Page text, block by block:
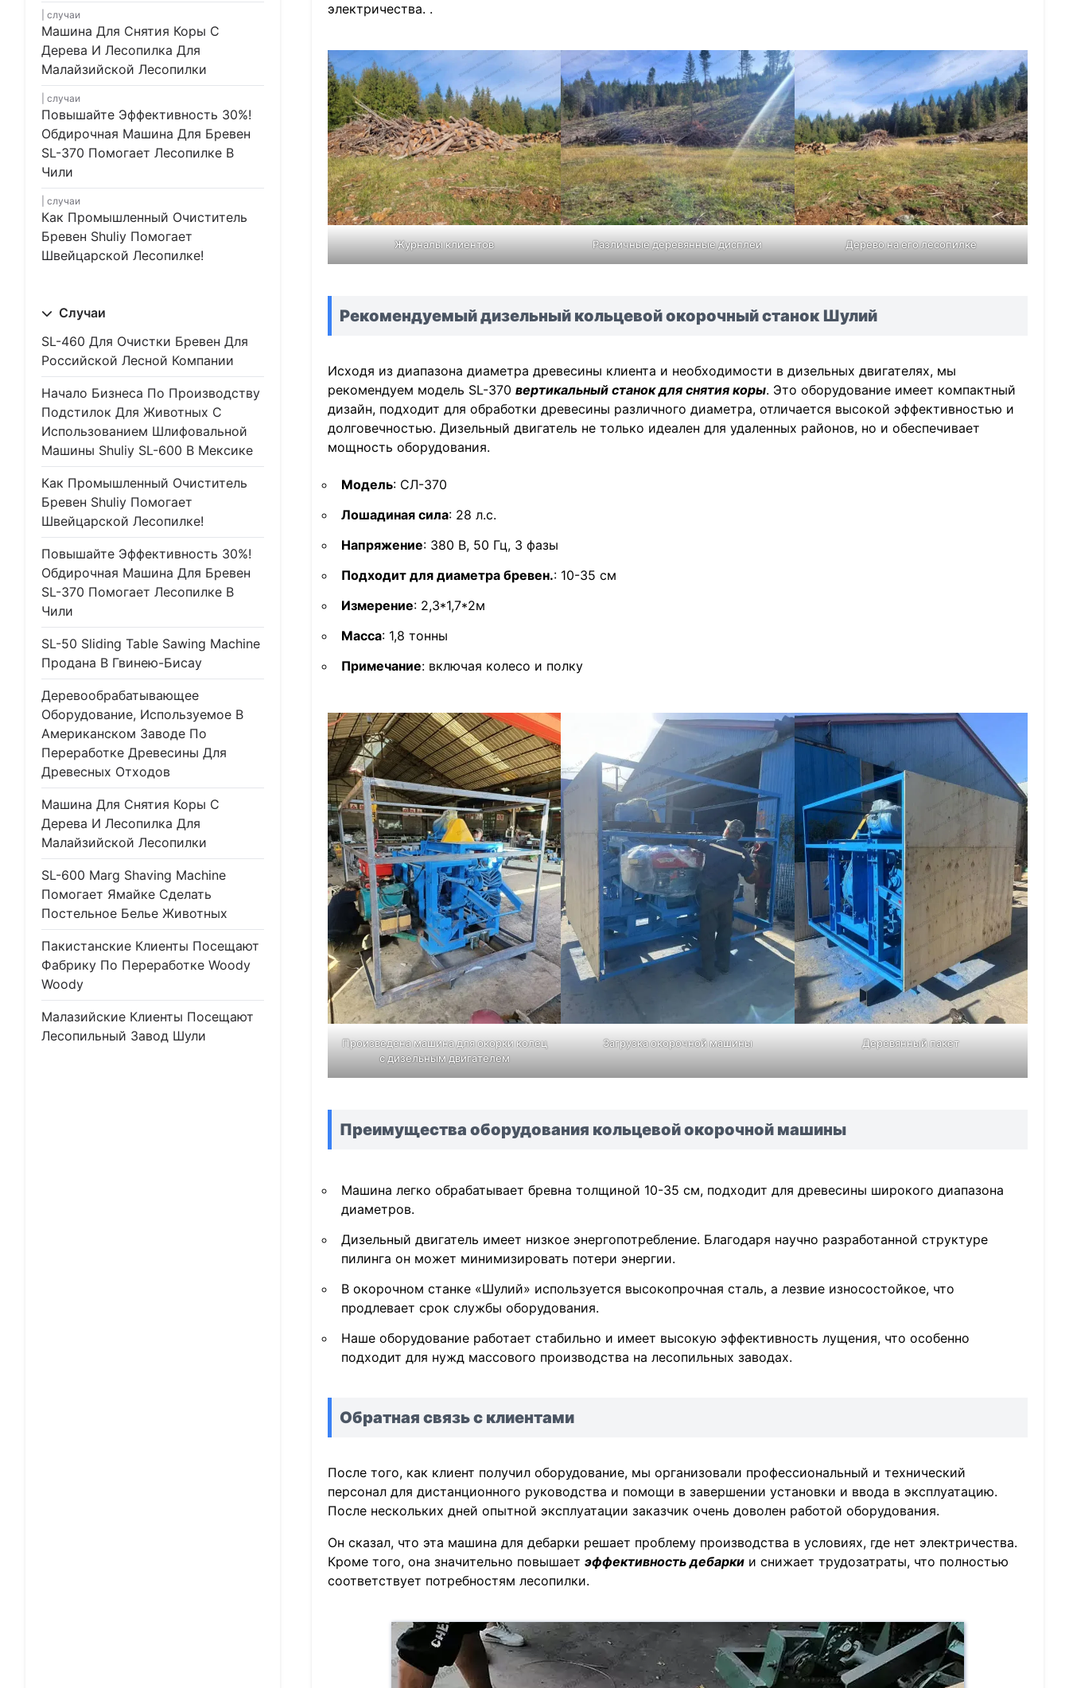
случаи
Машина Для Снятия Коры С
Дерева И Лесопилка Для
Малайзийской Лесопилки
случаи
Повышайте Эффективность 30%!
Обдирочная Машина Для Бревен
SL-370 Помогает Лесопилке В
Чили
случаи
Как Промышленный Очиститель
Бревен Shuliy Помогает
Швейцарской Лесопилке!
Случаи
SL-460 Для Очистки Бревен Для
Российской Лесной Компании
Начало Бизнеса По Производству
Подстилок Для Животных С
Использованием Шлифовальной
Машины Shuliy SL-600 В Мексике
Как Промышленный Очиститель
Бревен Shuliy Помогает
Швейцарской Лесопилке!
Повышайте Эффективность 30%!
Обдирочная Машина Для Бревен
SL-370 Помогает Лесопилке В
Чили
SL-50 Sliding Table Sawing Machine
Продана В Гвинею-Бисау
Деревообрабатывающее
Оборудование, Используемое В
Американском Заводе По
Переработке Древесины Для
Древесных Отходов
Машина Для Снятия Коры С
Дерева И Лесопилка Для
Малайзийской Лесопилки
SL-600 Marg Shaving Machine
Помогает Ямайке Сделать
Постельное Белье Животных
Пакистанские Клиенты Посещают
Фабрику По Переработке Woody
Woody
Малазийские Клиенты Посещают
Лесопильный Завод Шули
электричества. .
Журналы клиентов Различные деревянные дисплеи Дерево на его лесопилке
Рекомендуемый дизельный кольцевой окорочный станок Шулий
Исходя из диапазона диаметра древесины клиента и необходимости в дизельных двигателях, мы
рекомендуем модель SL-370 вертикальный станок для снятия коры. Это оборудование имеет компактный
дизайн, подходит для обработки древесины различного диаметра, отличается высокой эффективностью и
долговечностью. Дизельный двигатель не только идеален для удаленных районов, но и обеспечивает
мощность оборудования.
Модель: СЛ-370
Лошадиная сила: 28 л.с.
Напряжение: 380 В, 50 Гц, 3 фазы
Подходит для диаметра бревен.: 10-35 см
Измерение: 2,3*1,7*2м
Масса: 1,8 тонны
Примечание: включая колесо и полку
Произведена машина для окорки колец
с дизельным двигателем
Загрузка окорочной машины Деревянный пакет
Преимущества оборудования кольцевой окорочной машины
Машина легко обрабатывает бревна толщиной 10-35 см, подходит для древесины широкого диапазона
диаметров.
Дизельный двигатель имеет низкое энергопотребление. Благодаря научно разработанной структуре
пилинга он может минимизировать потери энергии.
В окорочном станке «Шулий» используется высокопрочная сталь, а лезвие износостойкое, что
продлевает срок службы оборудования.
Наше оборудование работает стабильно и имеет высокую эффективность лущения, что особенно
подходит для нужд массового производства на лесопильных заводах.
Обратная связь с клиентами
После того, как клиент получил оборудование, мы организовали профессиональный и технический
персонал для дистанционного руководства и помощи в завершении установки и ввода в эксплуатацию.
После нескольких дней опытной эксплуатации заказчик очень доволен работой оборудования.
Он сказал, что эта машина для дебарки решает проблему производства в условиях, где нет электричества.
Кроме того, она значительно повышает эффективность дебарки и снижает трудозатраты, что полностью
соответствует потребностям лесопилки.